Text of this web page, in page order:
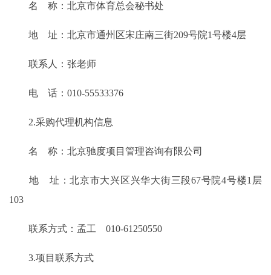
名 称：北京市体育总会秘书处
地 址：北京市通州区宋庄南三街209号院1号楼4层
联系人：张老师
电 话：010-55533376
2.采购代理机构信息
名 称：北京驰度项目管理咨询有限公司
地 址：北京市大兴区兴华大街三段67号院4号楼1层
103
联系方式：孟工 010-61250550
3.项目联系方式